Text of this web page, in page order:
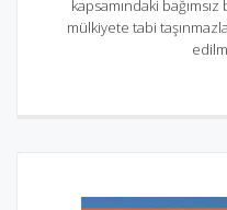
kapsamındaki
mülkiyete tabi